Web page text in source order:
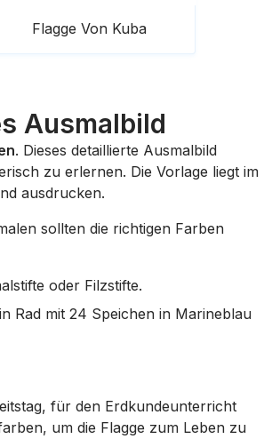
Flagge Von Kuba
Ausmalbild
. Dieses detaillierte Ausmalbild
zu erlernen. Die Vorlage liegt im
ausdrucken.
sollten die richtigen Farben
oder Filzstifte.
Rad mit 24 Speichen in Marineblau
für den Erdkundeunterricht
um die Flagge zum Leben zu